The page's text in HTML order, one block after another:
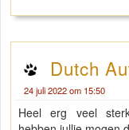
Dutch
24 juli 2022 om 15:50
Heel erg veel